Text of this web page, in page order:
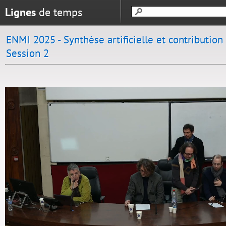
Lignes de temps
ENMI 2025 - Synthèse artificielle et contribution
Session 2